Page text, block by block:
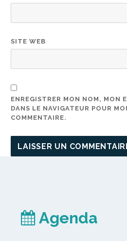
SITE WEB
ENREGISTRER MON NOM, MON
DANS LE NAVIGATEUR POUR
COMMENTAIRE.
Agenda